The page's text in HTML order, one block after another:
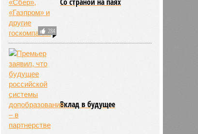
284
Вклад в будущее